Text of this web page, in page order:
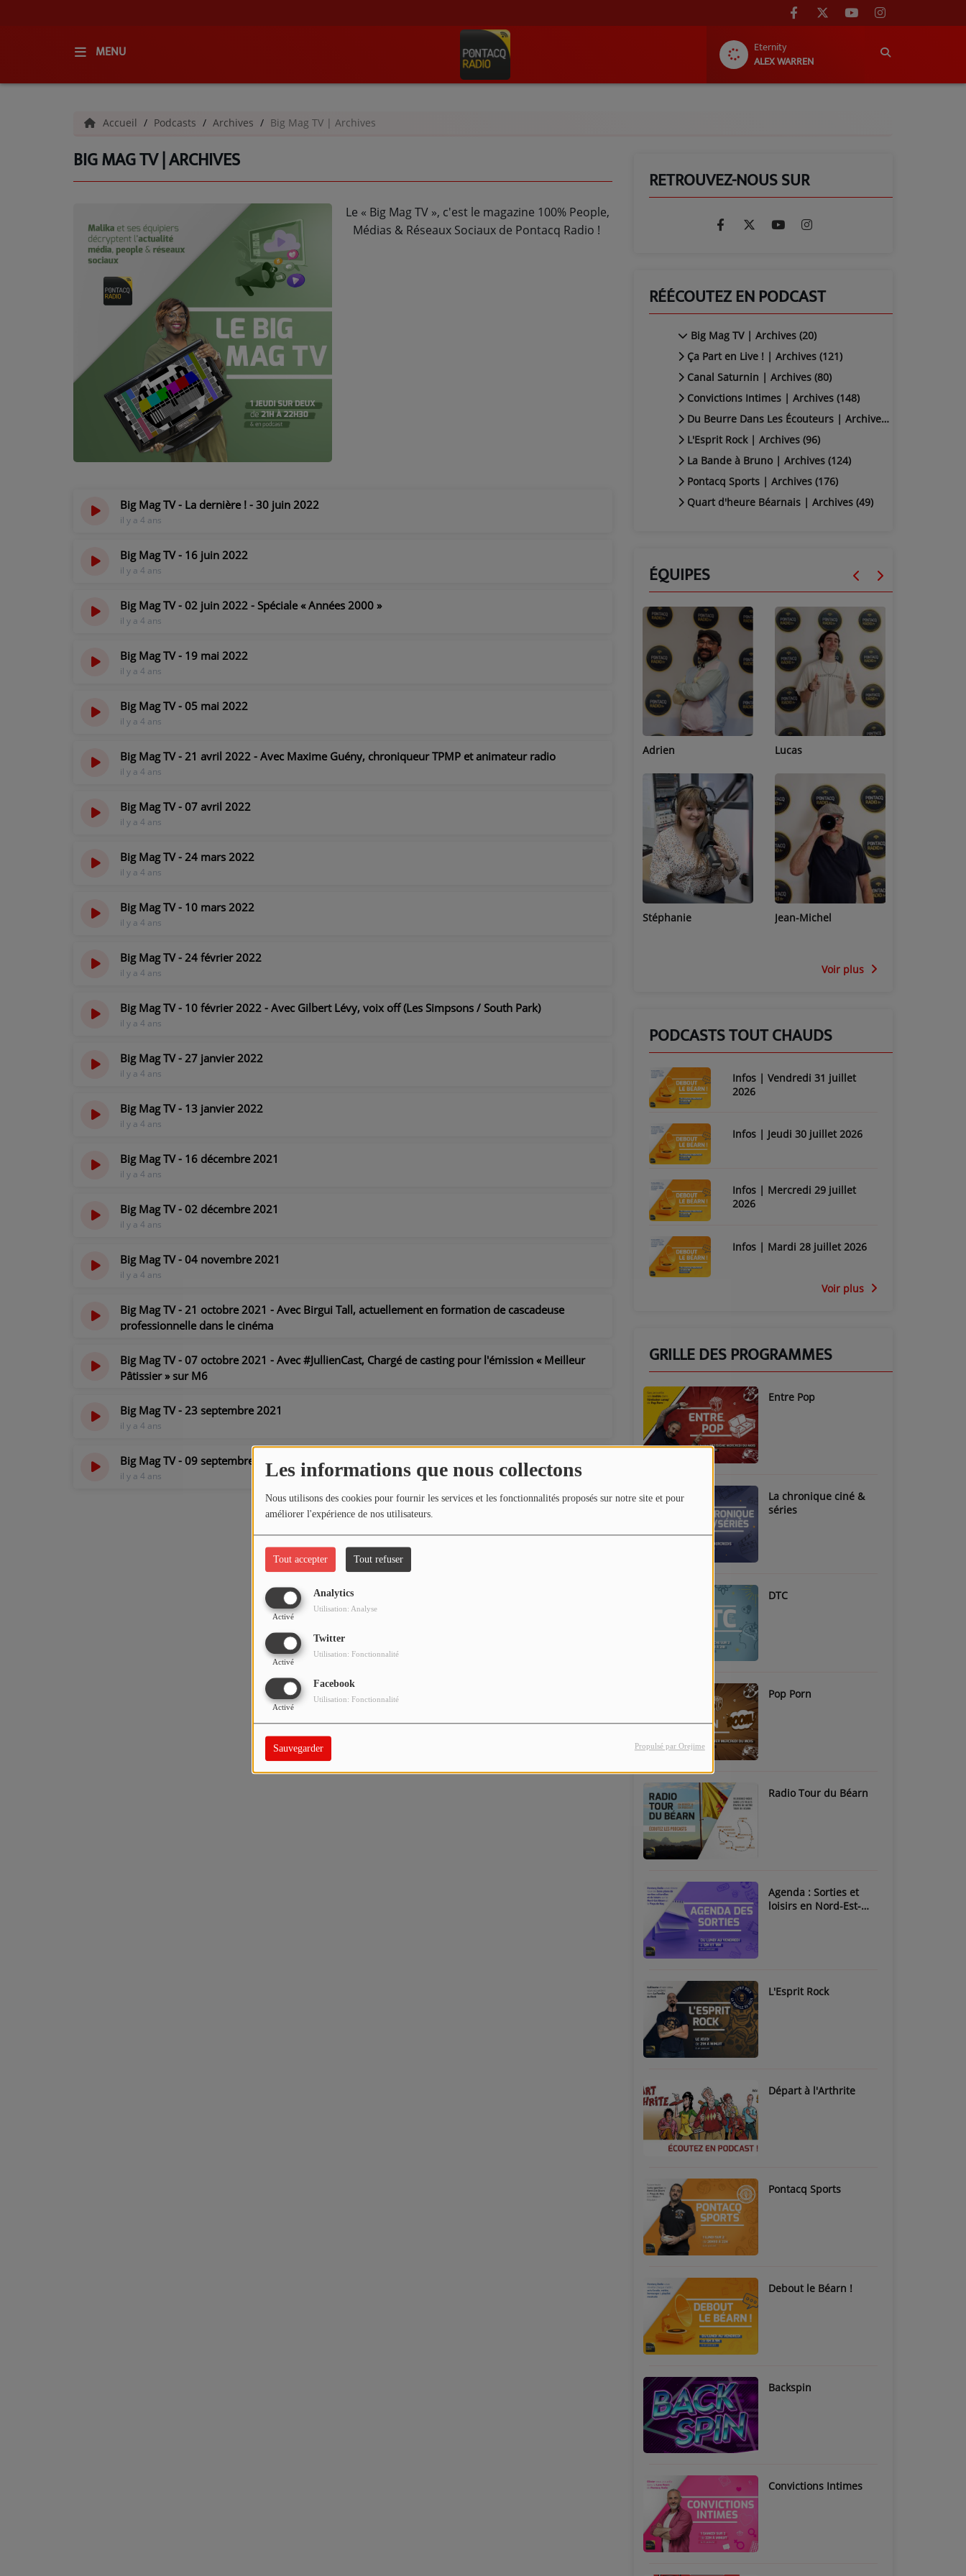
Les informations que nous collectons
Nous utilisons des cookies pour fournir les services et les fonctionnalités proposés sur notre site et pour
améliorer l'expérience de nos utilisateurs.
Tout accepter Tout refuser
Analytics
Activé
Utilisation: Analyse
Twitter
Activé
Utilisation: Fonctionnalité
Facebook
Activé
Utilisation: Fonctionnalité
Sauvegarder Propulsé par Orejime
MENU
Eternity
ALEX WARREN
QUI SOMMES-NOUS ?
GRILLE DES PROGRAMMES
C'ÉTAIT QUOI CE TITRE ?
PODCASTS - SAISON 2026/2027
NOS PROGRAMMES COURTS
ARCHIVES - SAISONS PASSÉES
VOS ÉMISSIONS EN IMAGES
VOTRE PUBLICITÉ SUR PONTACQ RADIO
EN QUOI ÇA CONSISTE ?
VENEZ DANS LE PUBLIC !
CRÉATIONS AUDIOVISUELLES
Accueil Podcasts Archives Big Mag TV | Archives
BIG MAG TV | ARCHIVES
Le « Big Mag TV », c'est le magazine 100% People,
Médias & Réseaux Sociaux de Pontacq Radio !
Big Mag TV - La dernière ! - 30 juin 2022
il y a 4 ans
Big Mag TV - 16 juin 2022
il y a 4 ans
Big Mag TV - 02 juin 2022 - Spéciale « Années 2000 »
il y a 4 ans
Big Mag TV - 19 mai 2022
il y a 4 ans
Big Mag TV - 05 mai 2022
il y a 4 ans
Big Mag TV - 21 avril 2022 - Avec Maxime Guény, chroniqueur TPMP et animateur radio
il y a 4 ans
Big Mag TV - 07 avril 2022
il y a 4 ans
Big Mag TV - 24 mars 2022
il y a 4 ans
Big Mag TV - 10 mars 2022
il y a 4 ans
Big Mag TV - 24 février 2022
il y a 4 ans
Big Mag TV - 10 février 2022 - Avec Gilbert Lévy, voix off (Les Simpsons / South Park)
il y a 4 ans
Big Mag TV - 27 janvier 2022
il y a 4 ans
Big Mag TV - 13 janvier 2022
il y a 4 ans
Big Mag TV - 16 décembre 2021
il y a 4 ans
Big Mag TV - 02 décembre 2021
il y a 4 ans
Big Mag TV - 04 novembre 2021
il y a 4 ans
Big Mag TV - 21 octobre 2021 - Avec Birgui Tall, actuellement en formation de cascadeuse
professionnelle dans le cinéma
Big Mag TV - 07 octobre 2021 - Avec #JullienCast, Chargé de casting pour l'émission « Meilleur
Pâtissier » sur M6
Big Mag TV - 23 septembre 2021
il y a 4 ans
Big Mag TV - 09 septembre 2021
il y a 4 ans
RETROUVEZ-NOUS SUR
RÉÉCOUTEZ EN PODCAST
Big Mag TV | Archives (20)
Ça Part en Live ! | Archives (121)
Canal Saturnin | Archives (80)
Convictions Intimes | Archives (148)
Du Beurre Dans Les Écouteurs | Archives (94)
L'Esprit Rock | Archives (96)
La Bande à Bruno | Archives (124)
Pontacq Sports | Archives (176)
Quart d'heure Béarnais | Archives (49)
ÉQUIPES
Adrien
Stéphanie
Lucas
Jean-Michel
Voir plus
PODCASTS TOUT CHAUDS
Infos | Vendredi 31 juillet
2026
Infos | Jeudi 30 juillet 2026
Infos | Mercredi 29 juillet
2026
Infos | Mardi 28 juillet 2026
Voir plus
GRILLE DES PROGRAMMES
Entre Pop
La chronique ciné &
séries
DTC
Pop Porn
Radio Tour du Béarn
Agenda : Sorties et
loisirs en Nord-Est-
L'Esprit Rock
Départ à l'Arthrite
Pontacq Sports
Debout le Béarn !
Backspin
Convictions Intimes